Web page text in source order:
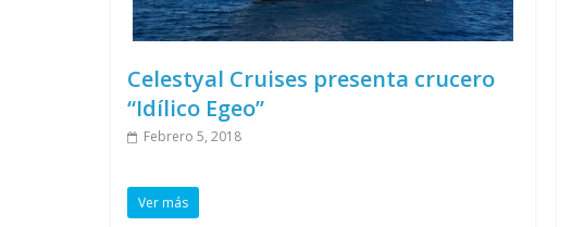
Celestyal Cruises presenta crucero
“Idílico Egeo”
Febrero 5, 2018
Ver más